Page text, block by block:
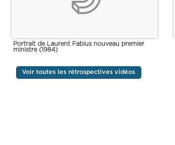
Portrait de Laurent Fabius nouveau premier
ministre (1984)
Voir toutes les rétrospectives vidéos